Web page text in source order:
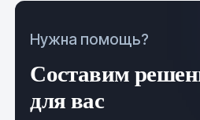
эксплуатационные качества,
свариваются. Титан (до 0,8%)
жароустойчивость сплава.
температуре от -269
Нужна помощь?
Составим
для вас